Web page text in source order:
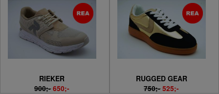
RIEKER
900;- 650;-
RUGGED GEAR
750;- 525;-